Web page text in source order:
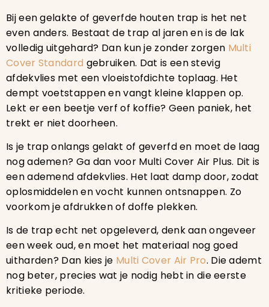
Bij een gelakte of geverfde houten trap is het net
even anders. Bestaat de trap al jaren en is de lak
volledig uitgehard? Dan kun je zonder zorgen Multi
Cover Standard gebruiken. Dat is een stevig
afdekvlies met een vloeistofdichte toplaag. Het
dempt voetstappen en vangt kleine klappen op.
Lekt er een beetje verf of koffie? Geen paniek, het
trekt er niet doorheen.
Is je trap onlangs gelakt of geverfd en moet de laag
nog ademen? Ga dan voor Multi Cover Air Plus. Dit is
een ademend afdekvlies. Het laat damp door, zodat
oplosmiddelen en vocht kunnen ontsnappen. Zo
voorkom je afdrukken of doffe plekken.
Is de trap echt net opgeleverd, denk aan ongeveer
een week oud, en moet het materiaal nog goed
uitharden? Dan kies je Multi Cover Air Pro. Die ademt
nog beter, precies wat je nodig hebt in die eerste
kritieke periode.